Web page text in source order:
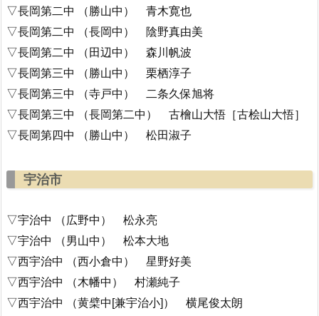
▽長岡第二中 （勝山中） 青木寛也
▽長岡第二中 （長岡中） 陰野真由美
▽長岡第二中 （田辺中） 森川帆波
▽長岡第三中 （勝山中） 栗栖淳子
▽長岡第三中 （寺戸中） 二条久保旭将
▽長岡第三中 （長岡第二中） 古檜山大悟［古桧山大悟］
▽長岡第四中 （勝山中） 松田淑子
宇治市
▽宇治中 （広野中） 松永亮
▽宇治中 （男山中） 松本大地
▽西宇治中 （西小倉中） 星野好美
▽西宇治中 （木幡中） 村瀬純子
▽西宇治中 （黄檗中[兼宇治小]） 横尾俊太朗